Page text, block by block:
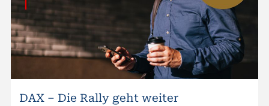
m
e
n
DAX – Die Rally geht weiter